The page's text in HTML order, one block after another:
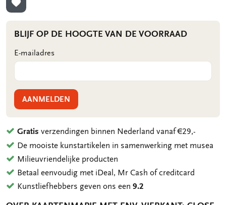
TOEVOEGEN AAN VERLANGLIJST
BLIJF OP DE HOOGTE VAN DE VOORRAAD
E-mailadres
AANMELDEN
Gratis verzendingen binnen Nederland vanaf €29,-
De mooiste kunstartikelen in samenwerking met musea
Milieuvriendelijke producten
Betaal eenvoudig met iDeal, Mr Cash of creditcard
Kunstliefhebbers geven ons een9.2